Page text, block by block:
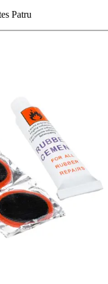
Patru